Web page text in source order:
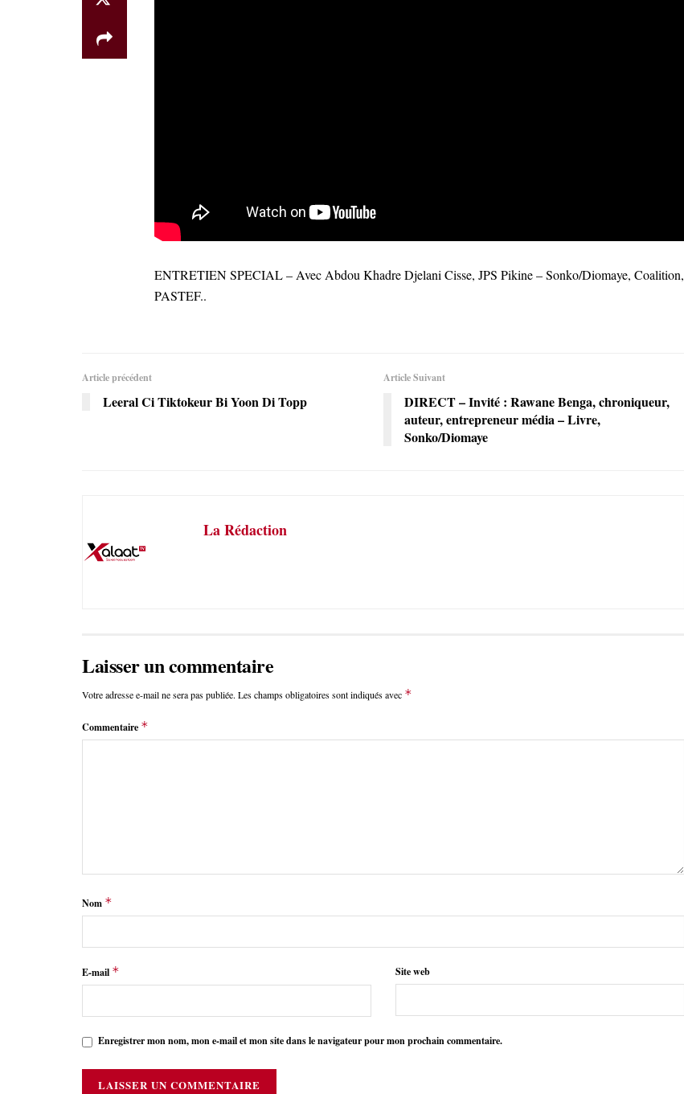
ENTRETIEN SPECIAL – Avec Abdou Khadre Djelani Cisse, JPS Pikine – Sonko/Diomaye, Coalition,
PASTEF..
Article précédent
Leeral Ci Tiktokeur Bi Yoon Di Topp
Article Suivant
DIRECT – Invité : Rawane Benga, chroniqueur,
auteur, entrepreneur média – Livre,
Sonko/Diomaye
La Rédaction
Laisser un commentaire
Votre adresse e-mail ne sera pas publiée. Les champs obligatoires sont indiqués avec *
Commentaire *
Nom *
E-mail * Site web
Enregistrer mon nom, mon e-mail et mon site dans le navigateur pour mon prochain commentaire.